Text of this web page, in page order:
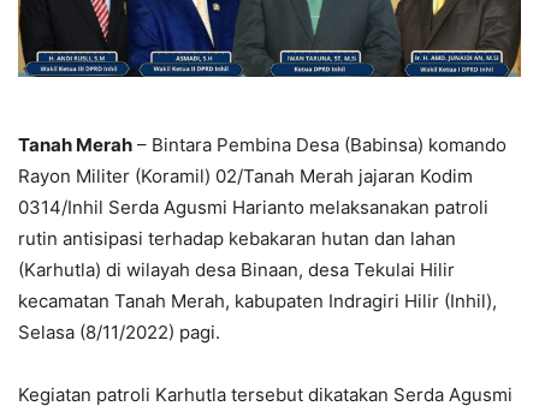
Tanah Merah – Bintara Pembina Desa (Babinsa) komando
Rayon Militer (Koramil) 02/Tanah Merah jajaran Kodim
0314/Inhil Serda Agusmi Harianto melaksanakan patroli
rutin antisipasi terhadap kebakaran hutan dan lahan
(Karhutla) di wilayah desa Binaan, desa Tekulai Hilir
kecamatan Tanah Merah, kabupaten Indragiri Hilir (Inhil),
Selasa (8/11/2022) pagi.
Kegiatan patroli Karhutla tersebut dikatakan Serda Agusmi